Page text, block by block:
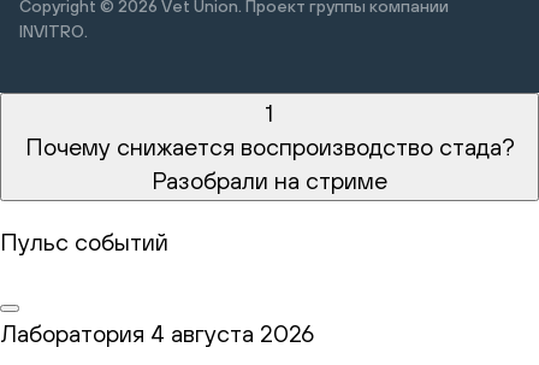
Copyright © 2026 Vet Union. Проект группы компании
INVITRO.
1
Почему снижается воспроизводство стада?
Разобрали на стриме
Пульс событий
Лаборатория 4 августа 2026